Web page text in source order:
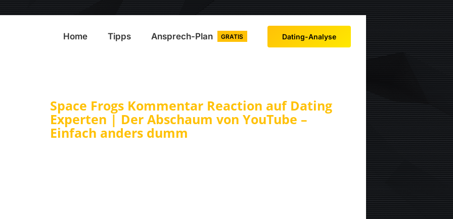
Home Tipps Ansprech-Plan GRATIS Dating-Analyse
Space Frogs Kommentar Reaction auf Dating
Experten | Der Abschaum von YouTube –
Einfach anders dumm